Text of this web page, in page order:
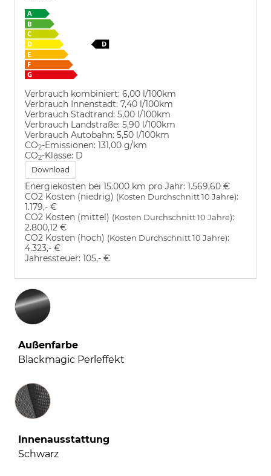
Verbrauch kombiniert: 6,00 l/100km
Verbrauch Innenstadt: 7,40 l/100km
Verbrauch Stadtrand: 5,00 l/100km
Verbrauch Landstraße: 5,90 l/100km
Verbrauch Autobahn: 5,50 l/100km
CO2-Emissionen: 131,00 g/km
CO2-Klasse: D
Download
Energiekosten bei 15.000 km pro Jahr: 1.569,60 €
CO2 Kosten (niedrig) (Kosten Durchschnitt 10 Jahre):
1.179,- €
CO2 Kosten (mittel) (Kosten Durchschnitt 10 Jahre):
2.800,12 €
CO2 Kosten (hoch) (Kosten Durchschnitt 10 Jahre):
4.323,- €
Jahressteuer: 105,- €
Außenfarbe
Blackmagic Perleffekt
Innenausstattung
Innenausstattung
Schwarz